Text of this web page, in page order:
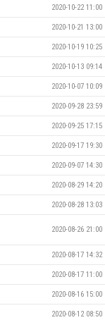
2020-10-22 11:00
2020-10-21 13:00
2020-10-19 10:25
2020-10-13 09:14
2020-10-07 10:09
2020-09-28 23:59
2020-09-25 17:15
2020-09-17 19:30
2020-09-07 14:30
2020-08-29 14:20
2020-08-28 13:03
2020-08-26 21:00
2020-08-17 14:32
2020-08-17 11:00
2020-08-16 15:00
2020-08-12 08:50